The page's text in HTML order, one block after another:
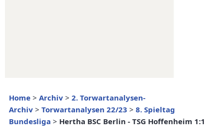
Home > Archiv > 2. Torwartanalysen-
Archiv > Torwartanalysen 22/23 > 8. Spieltag
Bundesliga > Hertha BSC Berlin - TSG Hoffenheim 1:1